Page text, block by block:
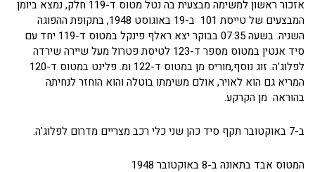
אזכור ראשון למשימה מבצעית בה נטל מטוס ד-119 חלק, נמצא ביומן
המבצעים של טייסת 101 ב-19 באוגוסט 1948, בתקופת ההפוגה
השניה. בשעה 07:35 בבוקר יצא ראלף פינקל במטוס ד-119 יחד עם
סיד אנטין במטוס מספר ד-123 לטיסת פטרול מעל שיירה שירדה
לפלוג'ה. זוג נוסף,מוריס מן במטוס ד-122 ומ. פלינט במטוס ד-120
המריא גם הוא לאויר, אולם משימתו בוטלה והוא הוחזר לנחיתה
בהוראה מן הקרקע.
ב-7 באוקטובר תקף סיד כהן שני כלי רכב מצריים מדרום לפלוג'ה.
המטוס אבד בתאונה ב-8 באוקטובר 1948